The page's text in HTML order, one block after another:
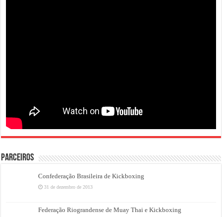
PARCEIROS
Confederação Brasileira de Kickboxing
31 de dezembro de 2013
Federação Riograndense de Muay Thai e Kickboxing